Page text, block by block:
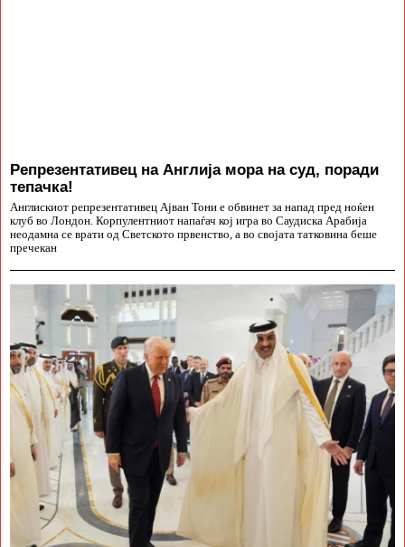
Репрезентативец на Англија мора на суд, поради
тепачка!
Англискиот репрезентативец Ајван Тони е обвинет за напад пред ноќен
клуб во Лондон. Корпулентниот напаѓач кој игра во Саудиска Арабија
неодамна се врати од Светското првенство, а во својата татковина беше
пречекан